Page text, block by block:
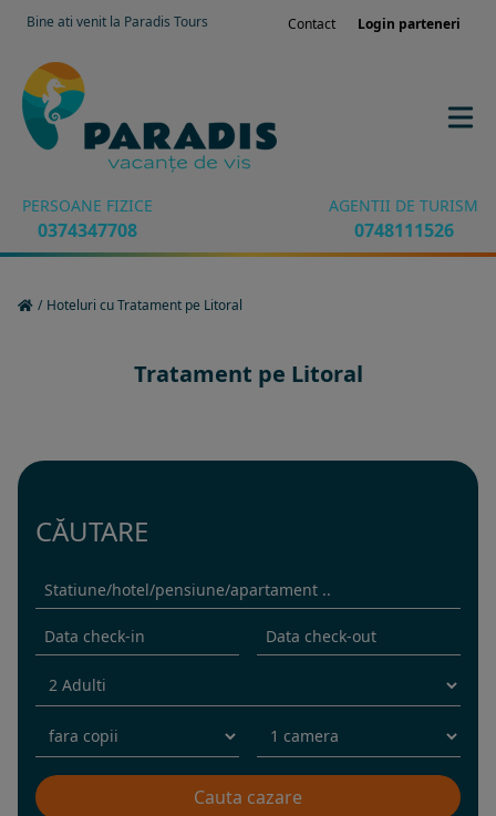
Bine ati venit la Paradis Tours Contact Login parteneri
PERSOANE FIZICE
0374347708
AGENTII DE TURISM
0748111526
/ Hoteluri cu Tratament pe Litoral
Tratament pe Litoral
CĂUTARE